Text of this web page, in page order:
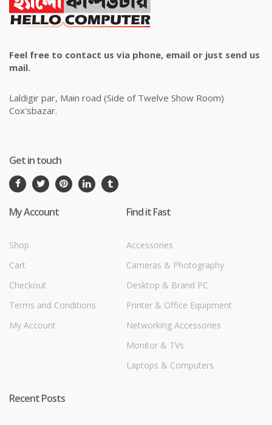
Feel free to contact us via phone, email or just send us
mail.
Laldigir par, Main road (Side of Twelve Show Room)
Cox'sbazar.
Get in touch
My Account
Shop
Cart
Checkout
Terms and Conditions
My Account
Find it Fast
Accessories
Cameras & Photography
Desktop & Brand PC
Printer & Office Equipment
Networking Accessories
Monitor & TVs
Laptops & Computers
Recent Posts